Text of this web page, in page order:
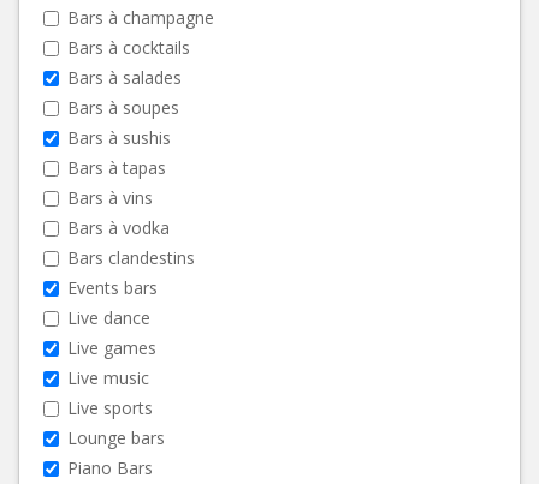
Bars à champagne
Bars à cocktails
Bars à salades
Bars à soupes
Bars à sushis
Bars à tapas
Bars à vins
Bars à vodka
Bars clandestins
Events bars
Live dance
Live games
Live music
Live sports
Lounge bars
Piano Bars